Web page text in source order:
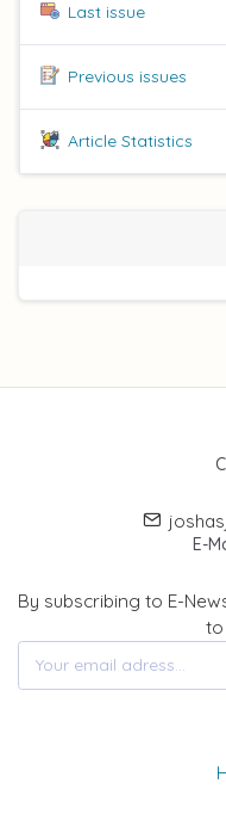
Last issue
Previous issues
Article Statistics
E-
By subscribing to E-
to